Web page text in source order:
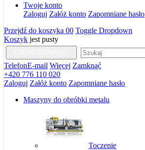
Twoje konto
Zaloguj Załóż konto Zapomniane hasło
Przejdź do koszyka 00 Toggle Dropdown
Koszyk jest pusty
TelefonE-mail Więcej Zamknąć
+420 776 110 020
Zaloguj Załóż konto Zapomniane hasło
Maszyny do obróbki metalu
Toczenie